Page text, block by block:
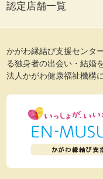
認定店舗一覧
かがわ縁結び支援センタ
る独身者の出会い・結婚
法人かがわ健康福祉機構